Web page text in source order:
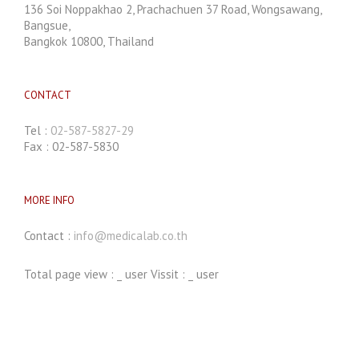
136 Soi Noppakhao 2, Prachachuen 37 Road, Wongsawang,
Bangsue,
Bangkok 10800, Thailand
CONTACT
Tel : 02-587-5827-29
Fax : 02-587-5830
MORE INFO
Contact : info@medicalab.co.th
Total page view : user Vissit : user